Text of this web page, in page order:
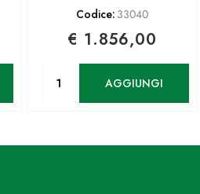
Codice: 33040
€ 1.856,00
AGGIUNGI